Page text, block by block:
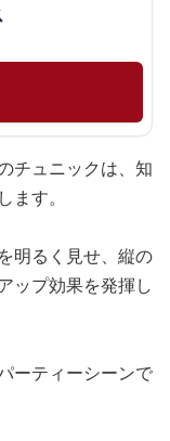
チュニックは、知
す。
明るく見せ、縦の
ップ効果を発揮し
ーティーシーンで